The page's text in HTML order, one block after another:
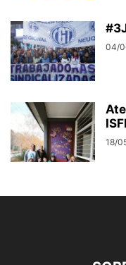
04/
18/